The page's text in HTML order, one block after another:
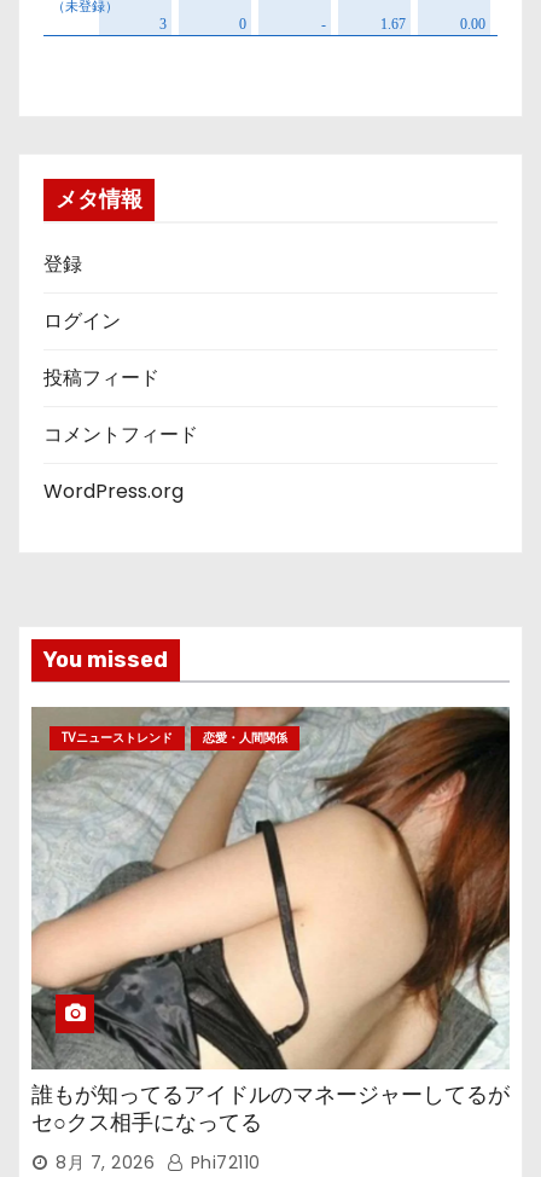
メタ情報
登録
ログイン
投稿フィード
コメントフィード
WordPress.org
You missed
TVニューストレンド 恋愛・人間関係
誰もが知ってるアイドルのマネージャーしてるが
セ○クス相手になってる
8月 7, 2026 Phi72110